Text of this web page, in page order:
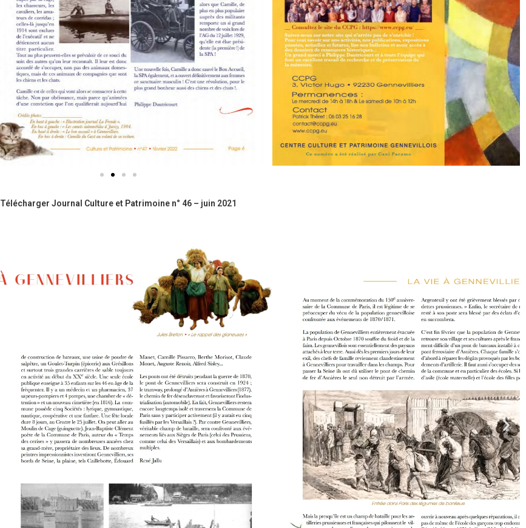
Télécharger Journal Culture et Patrimoine n° 46 – juin 2021